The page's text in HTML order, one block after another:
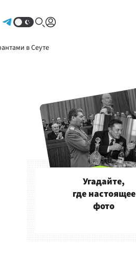
в Сеуте
Угадайте,
где настоящее
фото